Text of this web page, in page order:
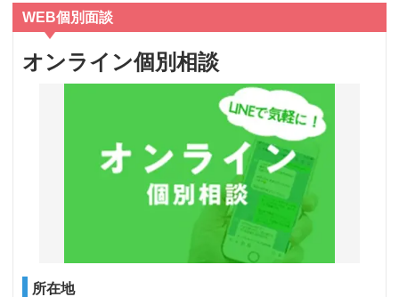
WEB個別面談
オンライン個別相談
所在地